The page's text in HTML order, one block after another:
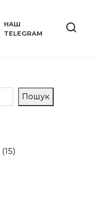
НАШ
TELEGRAM
Пошук
(15)